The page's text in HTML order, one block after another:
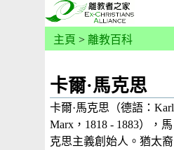
主頁 > 離教百科
卡爾·馬克思
卡爾·馬克思（德語：Karl
Marx，1818 - 1883），馬
克思主義創始人。猶太裔